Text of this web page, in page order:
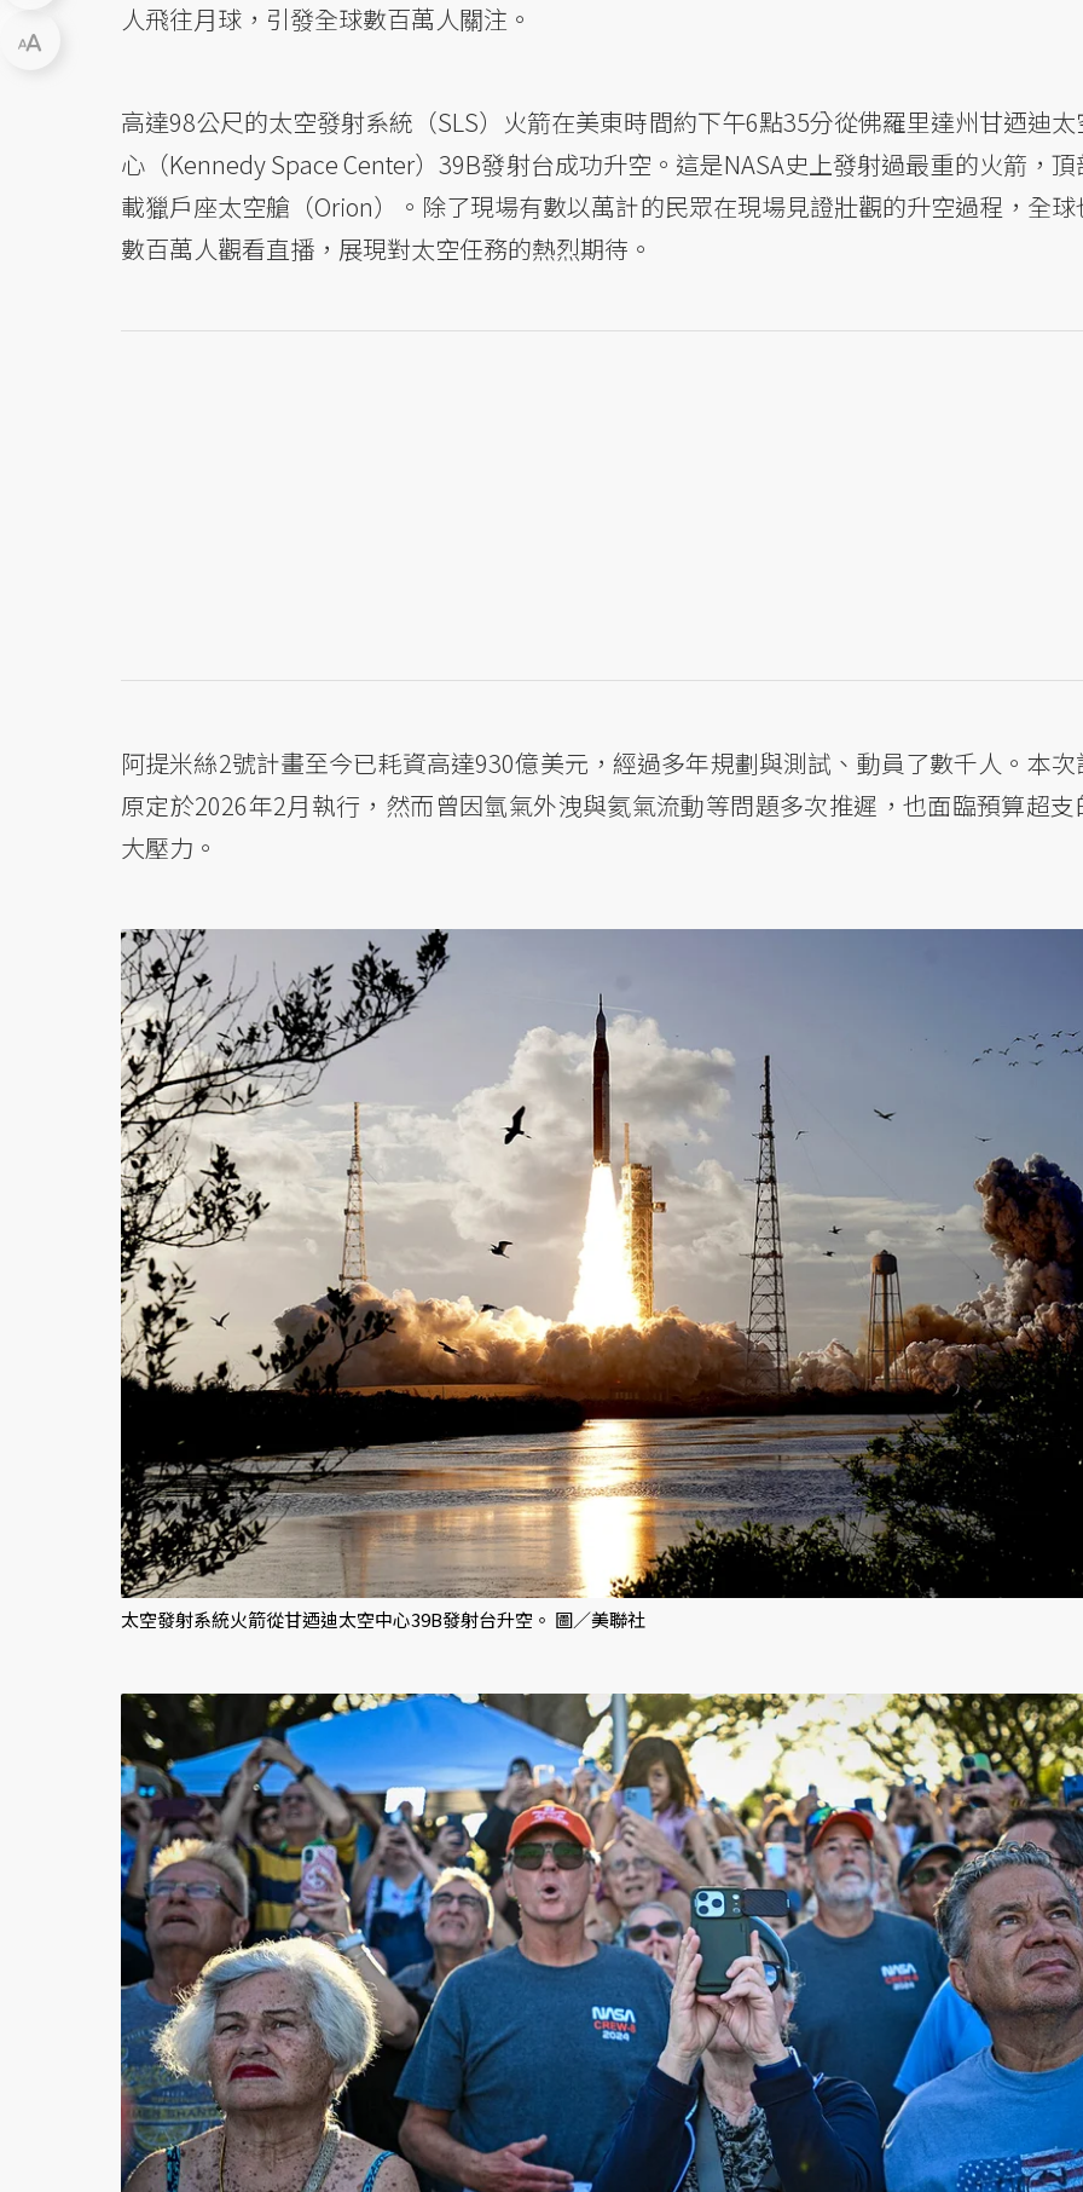
人飛往月球，引發全球數百萬人關注。
高達98公尺的太空發射系統（SLS）火箭在美東時間約下午6點35分從佛羅里達州甘迺迪太
心（Kennedy Space Center）39B發射台成功升空。這是NASA史上發射過最重的火箭，
載獵戶座太空艙（Orion）。除了現場有數以萬計的民眾在現場見證壯觀的升空過程，全球
數百萬人觀看直播，展現對太空任務的熱烈期待。
阿提米絲2號計畫至今已耗資高達930億美元，經過多年規劃與測試、動員了數千人。本次
原定於2026年2月執行，然而曾因氫氣外洩與氦氣流動等問題多次推遲，也面臨預算超支
大壓力。
太空發射系統火箭從甘迺迪太空中心39B發射台升空。 圖／美聯社